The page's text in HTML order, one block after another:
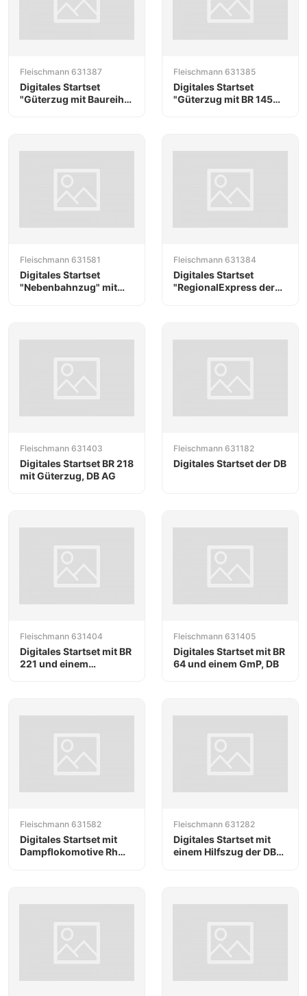
Fleischmann 631387
Digitales Startset
"Güterzug mit Baureihe
Fleischmann 631385
Digitales Startset
"Güterzug mit BR 145
Fleischmann 631581
Digitales Startset
"Nebenbahnzug" mit
Fleischmann 631384
Digitales Startset
"RegionalExpress der
Fleischmann 631403
Digitales Startset BR 218
mit Güterzug, DB AG
Fleischmann 631182
Digitales Startset der DB
Fleischmann 631404
Digitales Startset mit BR
221 und einem
Fleischmann 631405
Digitales Startset mit BR
64 und einem GmP, DB
Fleischmann 631582
Digitales Startset mit
Dampflokomotive Rh
Fleischmann 631282
Digitales Startset mit
einem Hilfszug der DB